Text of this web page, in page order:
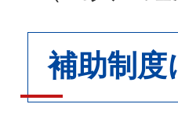
補助制度